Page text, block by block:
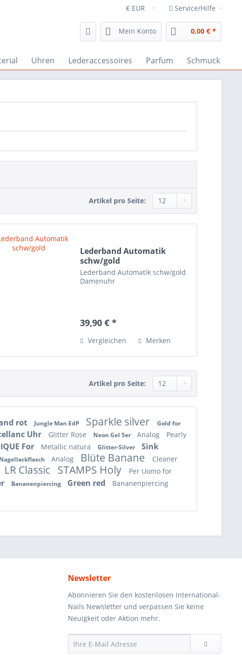
Service/Hilfe
Mein Konto 0,00 € *
Uhren Lederaccessoires Parfum Schmuck
Artikel pro Seite:
Lederband Automatik
schw/gold
Lederband Automatik schw/gold
Damenuhr
39,90 € *
Vergleichen Merken
Artikel pro Seite:
rot Jungle Man EdP Sparkle silver
Gold for
Uhr Glitter Rose Neon Gel 5er Analog Pearly
For Metallic natura Glitter-Silver
Sink
Nagellackflasch Analog Blüte Banane
Cleaner
LR Classic STAMPS Holy Per Uomo for
Bananenpiercing Green red
Bananenpiercing
Newsletter
Abonnieren Sie den kostenlosen International-
Nails Newsletter und verpassen Sie keine
Neuigkeit oder Aktion mehr.